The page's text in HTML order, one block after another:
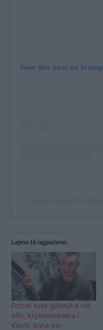
View this post on
Lajme të ngjashme:
Forcat ruse gjithnjë e më
afër, kryebashkiaku i
Kievit: Koha për